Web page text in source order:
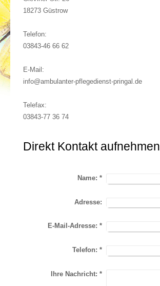
18273 Güstrow
Telefon:
03843-46 66 62
E-Mail:
info@ambulanter-pflegedienst-pringal.de
Telefax:
03843-77 36 74
Direkt Kontakt aufnehmen
Name: *
Adresse:
E-Mail-Adresse: *
Telefon: *
Ihre Nachricht: *